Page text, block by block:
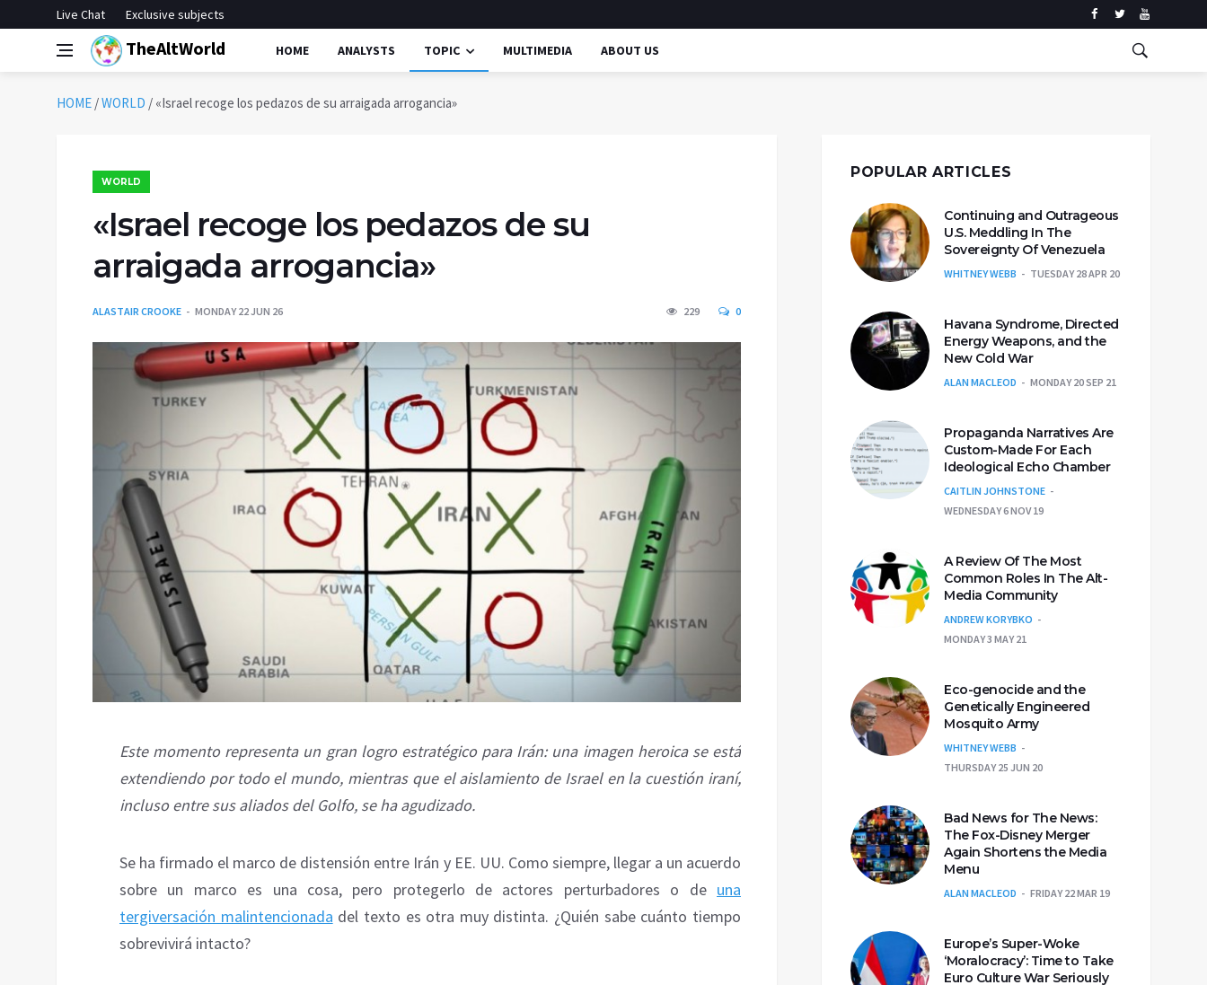
Live Chat Exclusive subjects
TheAltWorld HOME ANALYSTS TOPIC MULTIMEDIA ABOUT US
HOME /WORLD / «Israel recoge los pedazos de su arraigada arrogancia»
WORLD
«Israel recoge los pedazos de su
arraigada arrogancia»
ALASTAIR CROOKE MONDAY 22 JUN 26 229 0
Este momento representa un gran logro estratégico para Irán: una imagen heroica se está
extendiendo por todo el mundo, mientras que el aislamiento de Israel en la cuestión iraní,
incluso entre sus aliados del Golfo, se ha agudizado.
Se ha firmado el marco de distensión entre Irán y EE. UU. Como siempre, llegar a un acuerdo
sobre un marco es una cosa, pero protegerlo de actores perturbadores o de una
tergiversación malintencionada del texto es otra muy distinta. ¿Quién sabe cuánto tiempo
sobrevivirá intacto?
POPULAR ARTICLES
Continuing and Outrageous
U.S. Meddling In The
Sovereignty Of Venezuela
WHITNEY WEBB TUESDAY 28 APR 20
Havana Syndrome, Directed
Energy Weapons, and the
New Cold War
ALAN MACLEOD MONDAY 20 SEP 21
Propaganda Narratives Are
Custom-Made For Each
Ideological Echo Chamber
CAITLIN JOHNSTONE
WEDNESDAY 6 NOV 19
A Review Of The Most
Common Roles In The Alt-
Media Community
ANDREW KORYBKO
MONDAY 3 MAY 21
Eco-genocide and the
Genetically Engineered
Mosquito Army
WHITNEY WEBB
THURSDAY 25 JUN 20
Bad News for The News:
The Fox-Disney Merger
Again Shortens the Media
Menu
ALAN MACLEOD FRIDAY 22 MAR 19
Europe’s Super-Woke
‘Moralocracy’: Time to Take
Euro Culture War Seriously